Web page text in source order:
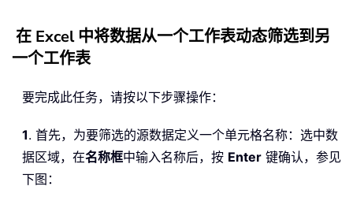
在 Excel 中将数据从一个工作表动态筛选到另
一个工作表
要完成此任务，请按以下步骤操作：
1. 首先，为要筛选的源数据定义一个单元格名称：选中数
据区域，在名称框中输入名称后，按 Enter 键确认，参见
下图：